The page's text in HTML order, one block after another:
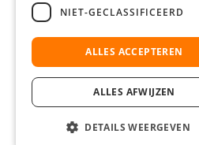
NIET-GECLASSIFICEERD
ALLES ACCEPTEREN
ALLES AFWIJZEN
DETAILS WEERGEVEN